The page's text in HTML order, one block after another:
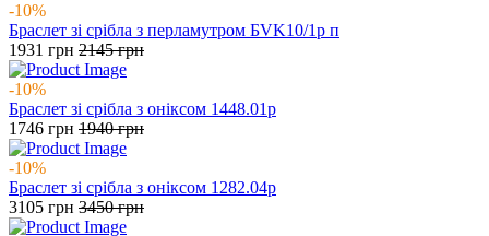
-10%
Браслет зі срібла з перламутром БVK10/1р п
1931 грн 2145грн
-10%
Браслет зі срібла з оніксом 1448.01р
1746 грн 1940грн
-10%
Браслет зі срібла з оніксом 1282.04р
3105 грн 3450грн